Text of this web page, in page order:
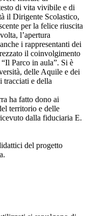
di vita vivibile e di
il Dirigente Scolastico,
per la felice riuscita
l’apertura
i rappresentanti dei
il coinvolgimento
Parco in aula”. Si è
delle Aquile e dei
tracciati e della
ha fatto dono ai
territorio e delle
dalla fiduciaria E.
del progetto